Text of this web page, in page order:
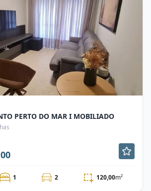
PERTO DO MAR I MOBILIADO
1 2 120,00m²